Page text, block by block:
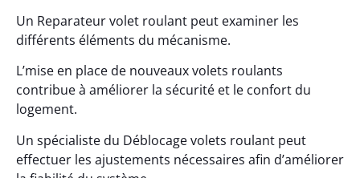
Un Reparateur volet roulant peut examiner les
différents éléments du mécanisme.
L’mise en place de nouveaux volets roulants
contribue à améliorer la sécurité et le confort du
logement.
Un spécialiste du Déblocage volets roulant peut
effectuer les ajustements nécessaires afin d’améliorer